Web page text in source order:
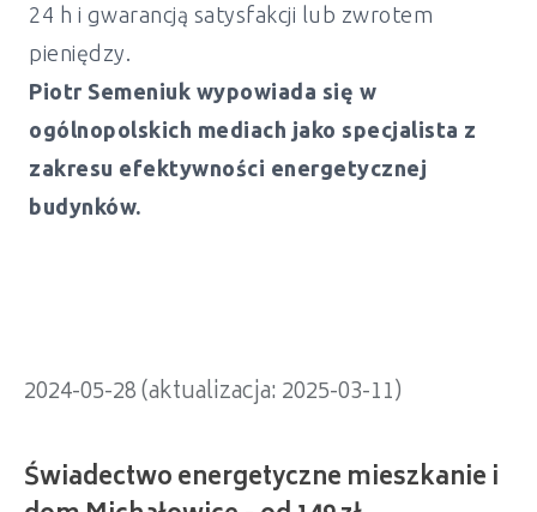
24 h i gwarancją satysfakcji lub zwrotem
pieniędzy.
Piotr Semeniuk wypowiada się w
ogólnopolskich mediach jako specjalista z
zakresu efektywności energetycznej
budynków.
2024-05-28 (aktualizacja: 2025-03-11)
Świadectwo energetyczne mieszkanie i